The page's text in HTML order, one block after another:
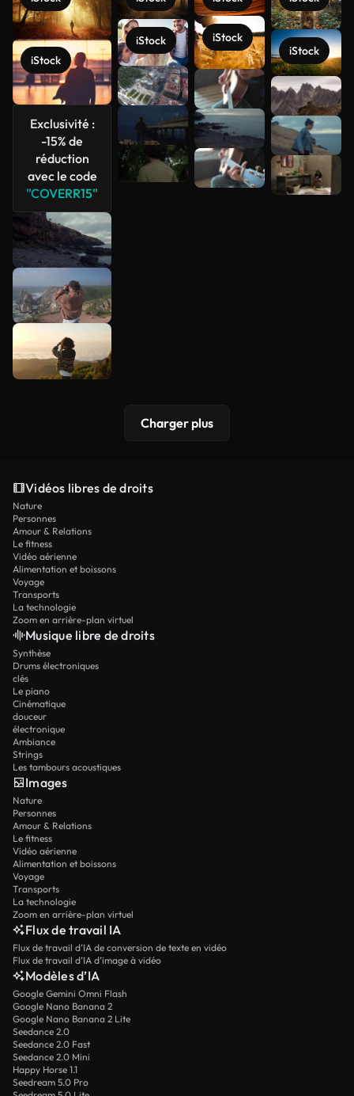
iStock
Exclusivité :
-15% de
réduction
avec le code
"COVERR15"
iStock iStock
iStock
Voir plus
Charger plus
Vidéos libres de droits
Nature
Personnes
Amour & Relations
Le fitness
Vidéo aérienne
Alimentation et boissons
Voyage
Transports
La technologie
Zoom en arrière-plan virtuel
Musique libre de droits
Synthèse
Drums électroniques
clés
Le piano
Cinématique
douceur
électronique
Ambiance
Strings
Les tambours acoustiques
Images
Nature
Personnes
Amour & Relations
Le fitness
Vidéo aérienne
Alimentation et boissons
Voyage
Transports
La technologie
Zoom en arrière-plan virtuel
Flux de travail IA
Flux de travail d’IA de conversion de texte en vidéo
Flux de travail d’IA d’image à vidéo
Modèles d’IA
Google Gemini Omni Flash
Google Nano Banana 2
Google Nano Banana 2 Lite
Seedance 2.0
Seedance 2.0 Fast
Seedance 2.0 Mini
Happy Horse 1.1
Seedream 5.0 Pro